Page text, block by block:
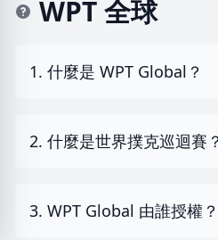
WPT 全球
1. 什麼是 WPT Global？
2. 什麼是世界撲克巡迴賽？
3. WPT Global 由誰授權？